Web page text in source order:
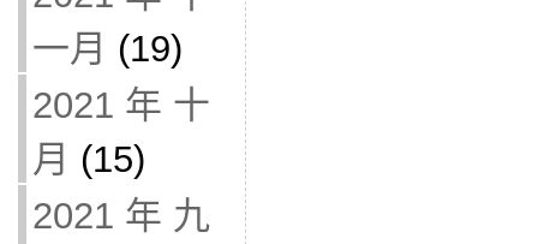
一月 (19)
2021 年 十
月 (15)
2021 年 九